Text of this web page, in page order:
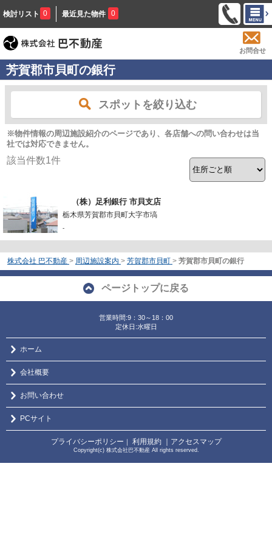
検討リスト 0 最近見た物件 0
お問合せ
芳賀郡市貝町の銀行
スポットを絞り込む
※物件情報の周辺施設紹介のページであり、各店舗への問い合わせは当
社では対応できません。
該当件数1件
（株）足利銀行 市貝支店
栃木県芳賀郡市貝町大字市塙
-
株式会社 巴不動産 > 周辺施設案内 > 芳賀郡市貝町 > 芳賀郡市貝町の銀行
ページトップに戻る
営業時間:9：30～18：00
定休日:水曜日
ホーム
会社概要
お問い合わせ
PCサイト
プライバシーポリシー ｜ 利用規約 ｜アクセスマップ
Copyright(c) 株式会社巴不動産 All rights reserved.